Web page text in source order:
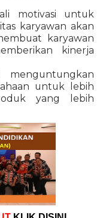
motivasi untuk
karyawan akan
karyawan
kinerja
untuk lebih
yang lebih